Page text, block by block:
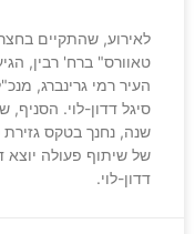
לאירוע, שהתקיים
העיר רמי גרינברג,
סיגל דדון-לוי.
שנה, נחנך בטקס
של שיתוף פעולה יוצא
דדון-לוי.